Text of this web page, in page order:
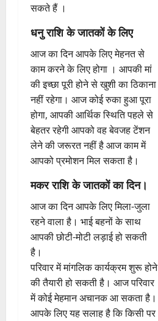
सकते हैं ।
धनु राशि के जातकों के लिए
आज का दिन आपके लिए मेहनत से
काम करने के लिए होगा । आपकी मां
की इच्छा पूरी होने से खुशी का ठिकाना
नहीं रहेगा। आज कोई रुका हुआ पूरा
होगा, आपकी आर्थिक स्थिति पहले से
बेहतर रहेगी आपको वह बेवजह टेंशन
लेने की जरूरत नहीं है आज काम में
आपको प्रमोशन मिल सकता है।
मकर राशि के जातकों का दिन।
आज का दिन आपके लिए मिला-जुला
रहने वाला है। भाई बहनों के साथ
आपकी छोटी-मोटी लड़ाई हो सकती
है।
परिवार में मांगलिक कार्यक्रम शुरू होने
की तैयारी हो सकती है। आज परिवार
में कोई मेहमान अचानक आ सकता है।
आपके लिए यह सलाह है कि किसी पर